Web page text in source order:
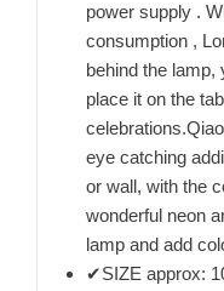
power supply .
consumption ,
behind the lamp,
place it on the
eye catching
or wall, with the
wonderful neon
lamp and add
✔SIZE approx: